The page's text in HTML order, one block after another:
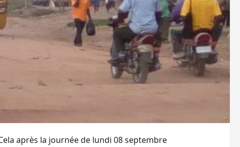
après la journée de lundi 08 septembre